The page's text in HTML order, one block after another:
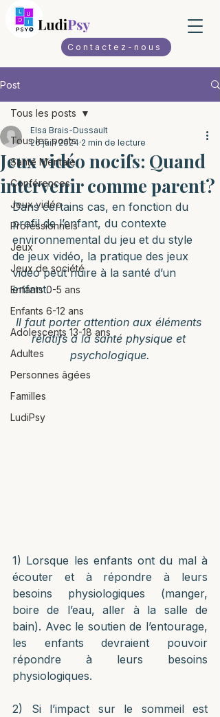
Contactez-nous
Post
Tous les posts
Santé Mentale
Conférences
Jeux vidéo
Professionnels
Jeux
Jeux de société
Enfants 0-5 ans
Enfants 6-12 ans
Adolescents 13-18 ans
Adultes
Personnes âgées
Familles
LudiPsy
Tous les posts
Jeux vidéo nocifs: Quand
intervenir comme parent?
Elsa Brais-Dussault
26 juin 2024 2 min de lecture
Dans certains cas, en fonction du
profil de l’enfant, du contexte
environnemental du jeu et du style
de jeux vidéo, la pratique des jeux
vidéo peut nuire à la santé d’un
enfant.
Il faut porter attention aux éléments
relatifs à la santé physique et
psychologique.
1) Lorsque les enfants ont du mal à
écouter et à répondre à leurs
besoins physiologiques (manger,
boire de l’eau, aller à la salle de
bain). Avec le soutien de l’entourage,
les enfants devraient pouvoir
répondre à leurs besoins
physiologiques.
2) Si l’impact sur le sommeil est